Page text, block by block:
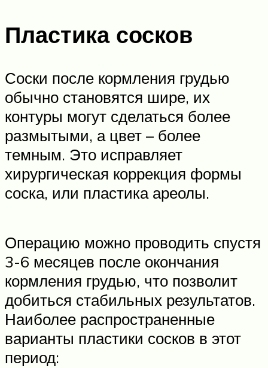
Пластика сосков
Соски после кормления грудью
обычно становятся шире, их
контуры могут сделаться более
размытыми, а цвет – более
темным. Это исправляет
хирургическая коррекция формы
соска, или пластика ареолы.
Операцию можно проводить спустя
3-6 месяцев после окончания
кормления грудью, что позволит
добиться стабильных результатов.
Наиболее распространенные
варианты пластики сосков в этот
период: